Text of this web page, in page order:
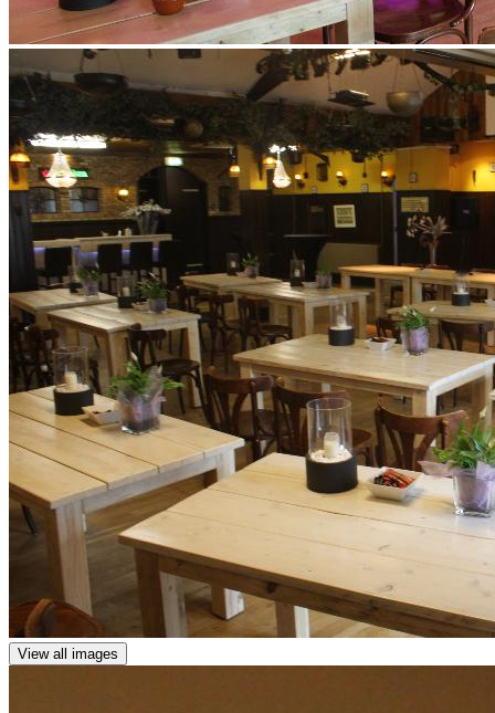
View all images